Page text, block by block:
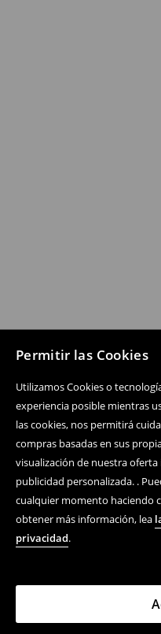
Permitir las Cookies
Utilizamos Cookies o
experiencia posible mientras
las cookies, nos permitirá
compras basadas en sus
visualización de nuestra
publicidad personalizada. .
cualquier momento haciendo
obtener más información, lea
privacidad.